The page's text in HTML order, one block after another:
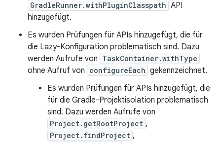
GradleRunner.withPluginClasspath API
hinzugefügt.
Es wurden Prüfungen für APIs hinzugefügt, die für
die Lazy-Konfiguration problematisch sind. Dazu
werden Aufrufe von TaskContainer.withType
ohne Aufruf von configureEach gekennzeichnet.
Es wurden Prüfungen für APIs hinzugefügt, die
für die Gradle-Projektisolation problematisch
sind. Dazu werden Aufrufe von
Project.getRootProject ,
Project.findProject ,